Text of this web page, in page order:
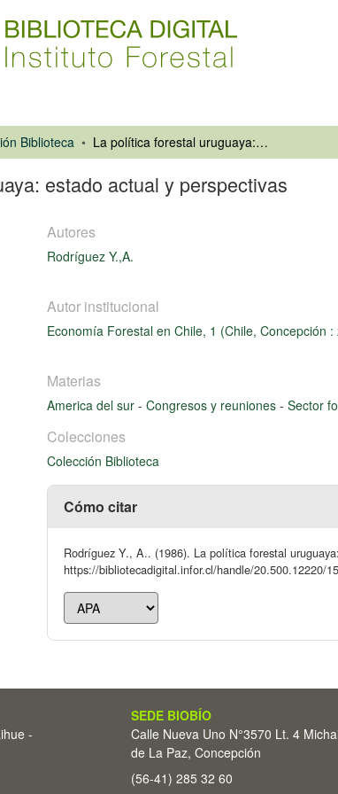
Biblioteca La política forestal uruguaya: estado actual y perspectivas
estado actual y perspectivas
Autores
Rodríguez Y.,A.
Autor institucional
Economía Forestal en Chile, 1 (Chile, Concepción
Materias
America del sur - Congresos y reuniones - Sector
Colecciones
Colección Biblioteca
Cómo citar
Rodríguez Y., A.. (1986). La política forestal
https://bibliotecadigital.infor.cl/handle/20.500.12220/
-
SEDE BIOBÍO
Calle Nueva Uno N°3570 Lt. 4
de La Paz, Concepción
(56-41) 285 32 60